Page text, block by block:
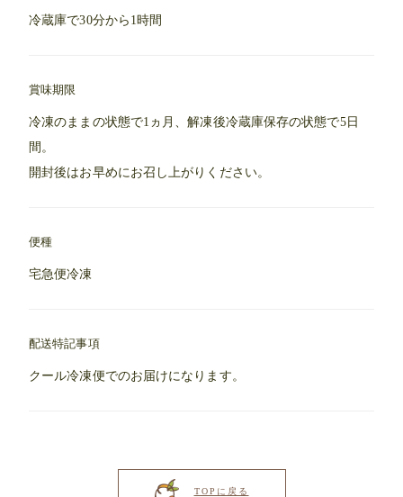
冷蔵庫で30分から1時間
賞味期限
冷凍のままの状態で1ヵ月、解凍後冷蔵庫保存の状態で5日
間。
開封後はお早めにお召し上がりください。
便種
宅急便冷凍
配送特記事項
クール冷凍便でのお届けになります。
TOPに戻る